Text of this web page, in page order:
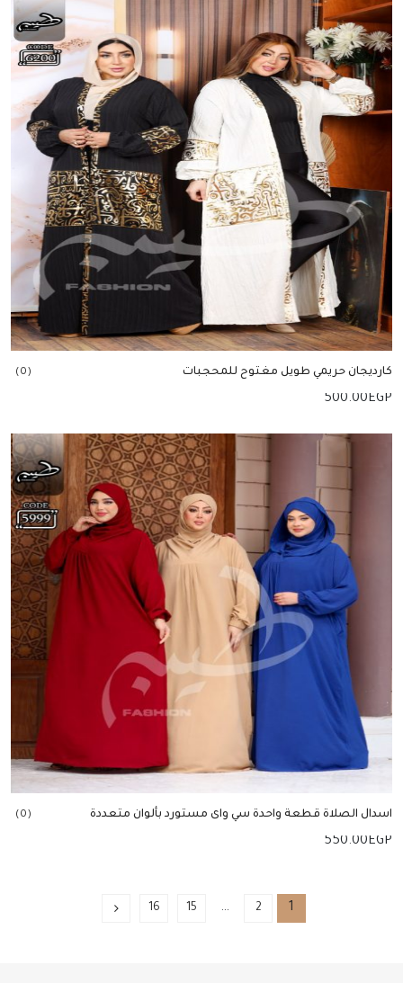
كارديجان حريمي طويل مغتوح للمحجبات (0)
500.00EGP
اسدال الصلاة قطعة واحدة سي واى مستورد بألوان متعددة (0)
550.00EGP
1
2
…
15
16